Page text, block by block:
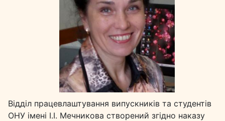
Відділ працевлаштування випускників та студентів
ОНУ імені І.І. Мечникова створений згідно наказу